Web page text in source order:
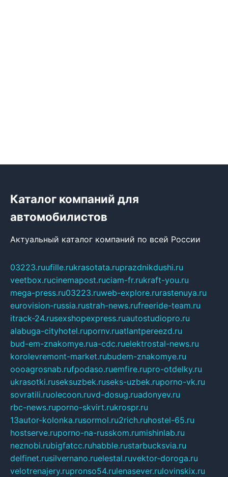
Каталог компаний для
автомобилистов
Актуальный каталог компаний по всей России
03223.ruufille.rukrasotata.ruprazdnikdushi.ru
veetbox.rucinemapost.ruciam-fr.rukraft-you.ru
mega-press.ru03223.ruweb-explore.rurastenuya.ru
eurovision-russia.rustrah-news.rufreeride-team.ru
itrack-24.rusexshopexpress.ruautostudiopro.ru
alabuga-cityhotel.rupornv.ruatlantpereezd.ru
bud-em-znakomye.rua-cdc.ruelektrostal-news.ru
korolevremont-market.rubudem-znakomye.ru
oooagrosnab.rufpodaso.ruemfire.rupro-otdelky.ru
ukrasotki.ruseksuzbek.ruseks-uzbek.ruporno-vk.ru
sovratili.ruolecoon.ruvd-dosug.ruadonyev.ru
rbc-news.ruporno-skvirt.rukrospr.ru
13autor-kolonka.rusormol.ru2rich.ruhostel-65.ru
hostserve.ruporno-na-russkom.rumishinlab.ru
neznobi.rubigfatcc.ruhabble.rustarbucksvia.ru
delfinet.rusilvernano.ruelestal.ruvektor-doroga.ru
velotrenajery.rupronso54.rulenasever.rulovinskix.ru